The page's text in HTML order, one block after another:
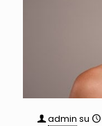
admin su